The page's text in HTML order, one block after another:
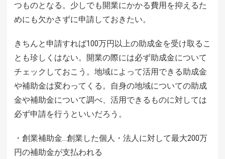
つものとなる。少しでも開業にかかる費用を抑えるた
めにも欠かさずに申請しておきたい。
きちんと申請すれば100万円以上の助成金を受け取るこ
とも珍しくはない。開業の際には必ず助成金について
チェックしておこう。地域によって活用できる助成金
や補助金は変わってくる。自身の地域についての助成
金や補助金について調べ、活用できるものに対しては
必ず申請を行うといいだろう。
・創業補助金…創業した個人・法人に対して最大200万
円の補助金が支払われる